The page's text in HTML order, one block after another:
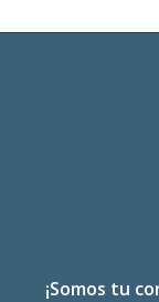
¡Somos tu